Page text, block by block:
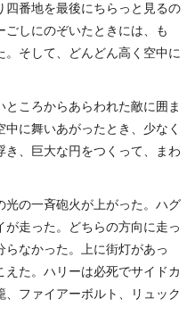
四番地を最後にちらっと見るの
しにのぞいたときには、も
そして、どんどん高く空中に
ころからあらわれた敵に囲ま
に舞いあがったとき、少なく
き、巨大な円をつくって、まわ
光の一斉砲火が上がった。ハグ
が走った。どちらの方向に走っ
なかった。上に街灯があっ
た。ハリーは必死でサイドカ
ファイアーボルト、リュック